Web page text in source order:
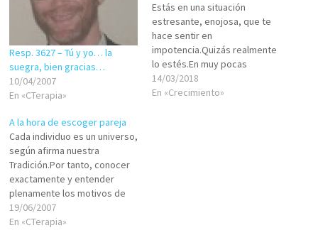
Resp. 3627 – Tú y yo… la
suegra, bien gracias…
10/04/2007
En «CTerapia»
Estás en una situación
estresante, enojosa, que te
hace sentir en
impotencia.Quizás realmente
lo estés.En muy pocas
ocasiones de estas es en
verdad necesario recurrir al
14/03/2018
En «Crecimiento»
A la hora de escoger pareja
Cada individuo es un universo,
según afirma nuestra
Tradición.Por tanto, conocer
exactamente y entender
plenamente los motivos de
cada una de nuestras
acciones es tarea ardua, más
19/06/2007
En «CTerapia»